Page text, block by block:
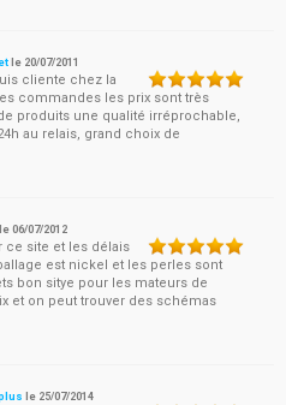
le 20/07/2011
cliente chez la
commandes les prix sont très
produits une qualité irréprochable,
au relais, grand choix de
le06/07/2012
site et les délais
est nickel et les perles sont
bon sitye pour les mateurs de
et on peut trouver des schémas
le 25/07/2014